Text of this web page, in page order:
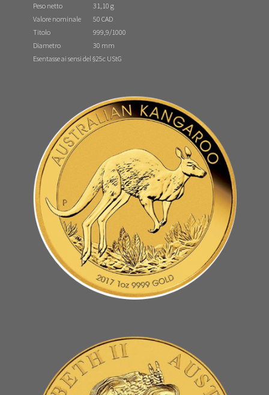
Peso netto
31,10 g
Valore nominale
50 CAD
Titolo
999,9/1000
Diametro
30 mm
Esentasse ai sensi del §25c UStG